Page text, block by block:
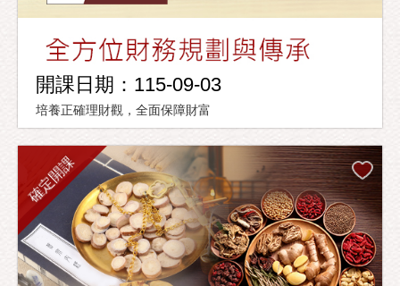
開課日期：115-09-03
培養正確理財觀，全面保障財富
確定開課